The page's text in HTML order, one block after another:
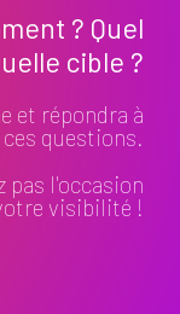
? Quel
cible ?
et répondra à
ces questions.
pas l'occasion
visibilité !